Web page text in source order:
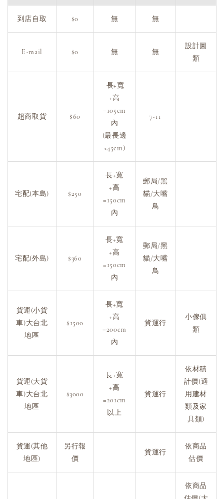
到店自取 $0 無 無
E-mail $0 無 無
設計圖
類
超商取貨 $60
長+寬
+高
=105cm
內
(最長邊
<45cm)
7-11
宅配(本島) $250
長+寬
+高
=150cm
內
郵局/黑
貓/大嘴
鳥
宅配(外島) $360
長+寬
+高
=150cm
內
郵局/黑
貓/大嘴
鳥
貨運(小貨
車)大台北
地區
$1500
長+寬
+高
=200cm
內
貨運行
小傢俱
類
貨運(大貨
車)大台北
地區
$3000
長+寬
+高
=201cm
以上
貨運行
依材積
計價(適
用建材
類及家
具類)
貨運(其他
地區)
另行報
價
貨運行
依商品
估價
依商品